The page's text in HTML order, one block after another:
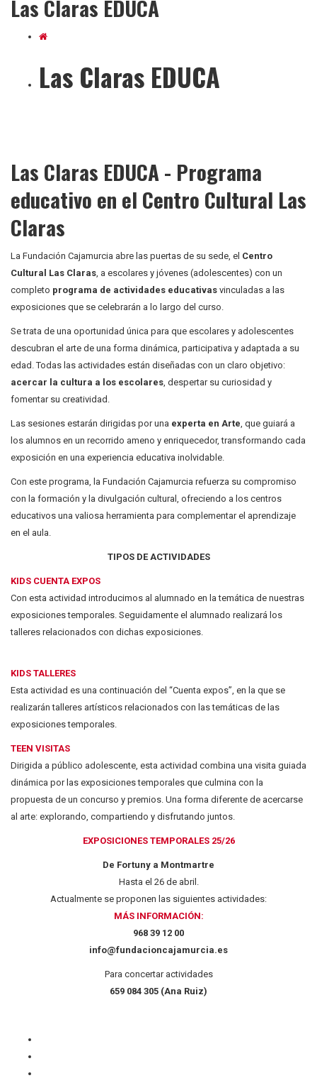
Las Claras EDUCA
Las Claras EDUCA
Las Claras EDUCA - Programa
educativo en el Centro Cultural Las
Claras
La Fundación Cajamurcia abre las puertas de su sede, el Centro
Cultural Las Claras, a escolares y jóvenes (adolescentes) con un
completo programa de actividades educativas vinculadas a las
exposiciones que se celebrarán a lo largo del curso.
Se trata de una oportunidad única para que escolares y adolescentes
descubran el arte de una forma dinámica, participativa y adaptada a su
edad. Todas las actividades están diseñadas con un claro objetivo:
acercar la cultura a los escolares, despertar su curiosidad y
fomentar su creatividad.
Las sesiones estarán dirigidas por una experta en Arte, que guiará a
los alumnos en un recorrido ameno y enriquecedor, transformando cada
exposición en una experiencia educativa inolvidable.
Con este programa, la Fundación Cajamurcia refuerza su compromiso
con la formación y la divulgación cultural, ofreciendo a los centros
educativos una valiosa herramienta para complementar el aprendizaje
en el aula.
TIPOS DE ACTIVIDADES
KIDS CUENTA EXPOS
Con esta actividad introducimos al alumnado en la temática de nuestras
exposiciones temporales. Seguidamente el alumnado realizará los
talleres relacionados con dichas exposiciones.
KIDS TALLERES
Esta actividad es una continuación del “Cuenta expos”, en la que se
realizarán talleres artísticos relacionados con las temáticas de las
exposiciones temporales.
TEEN VISITAS
Dirigida a público adolescente, esta actividad combina una visita guiada
dinámica por las exposiciones temporales que culmina con la
propuesta de un concurso y premios. Una forma diferente de acercarse
al arte: explorando, compartiendo y disfrutando juntos.
EXPOSICIONES TEMPORALES 25/26
De Fortuny a Montmartre
Hasta el 26 de abril.
Actualmente se proponen las siguientes actividades:
MÁS INFORMACIÓN:
968 39 12 00
info@fundacioncajamurcia.es
Para concertar actividades
659 084 305 (Ana Ruiz)